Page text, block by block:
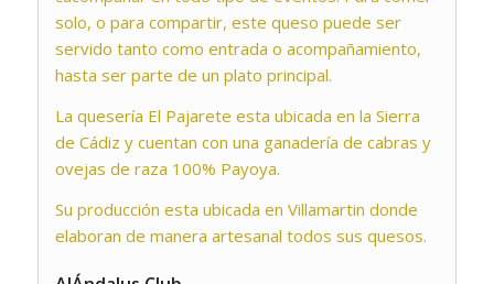
solo, o para compartir, este queso puede ser
servido tanto como entrada o acompañamiento,
hasta ser parte de un plato principal.
La quesería El Pajarete esta ubicada en la Sierra
de Cádiz y cuentan con una ganadería de cabras y
ovejas de raza 100% Payoya.
Su producción esta ubicada en Villamartin donde
elaboran de manera artesanal todos sus quesos.